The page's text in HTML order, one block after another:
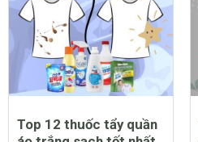
Top 12 thuốc tẩy quần